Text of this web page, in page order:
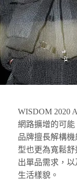
WISDOM 2020
網路擴增的可
品牌擅長解構
型也更為寬鬆
出單品需求，
生活樣貌。